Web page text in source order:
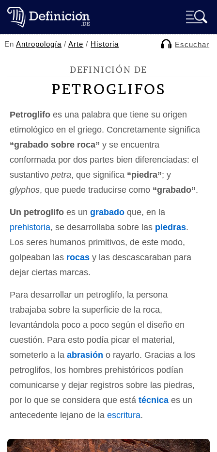
EnAntropología /Arte / Historia Escuchar
DEFINICIÓN DE
PETROGLIFOS
Petroglifo es una palabra que tiene su origen
etimológico en el griego. Concretamente significa
“grabado sobre roca” y se encuentra
conformada por dos partes bien diferenciadas: el
sustantivo petra, que significa “piedra”; y
glyphos, que puede traducirse como “grabado”.
Un petroglifo es un grabado que, en la
prehistoria, se desarrollaba sobre las piedras.
Los seres humanos primitivos, de este modo,
golpeaban las rocas y las descascaraban para
dejar ciertas marcas.
Para desarrollar un petroglifo, la persona
trabajaba sobre la superficie de la roca,
levantándola poco a poco según el diseño en
cuestión. Para esto podía picar el material,
someterlo a la abrasión o rayarlo. Gracias a los
petroglifos, los hombres prehistóricos podían
comunicarse y dejar registros sobre las piedras,
por lo que se considera que está técnica es un
antecedente lejano de la escritura.